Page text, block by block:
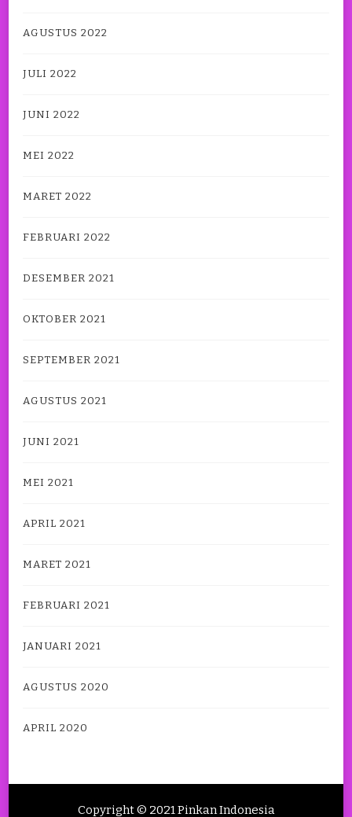
AGUSTUS 2022
JULI 2022
JUNI 2022
MEI 2022
MARET 2022
FEBRUARI 2022
DESEMBER 2021
OKTOBER 2021
SEPTEMBER 2021
AGUSTUS 2021
JUNI 2021
MEI 2021
APRIL 2021
MARET 2021
FEBRUARI 2021
JANUARI 2021
AGUSTUS 2020
APRIL 2020
Copyright © 2021 Pinkan Indonesia